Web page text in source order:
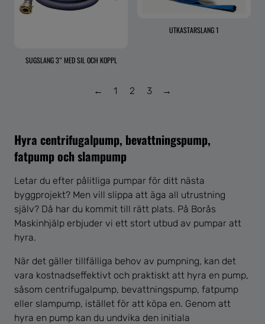
SUGSLANG 3” MED SIL OCH KOPPL
UTKASTARSLANG 1
← 1 2 3 →
Hyra centrifugalpump, bevattningspump,
fatpump och slampump
Letar du efter pålitliga pumpar för ditt nästa
byggprojekt? Men vill slippa att äga all utrustning
själv? Då har du kommit till rätt plats. På Borås
Maskinhjälp erbjuder vi ett stort utbud av pumpar att
hyra.
När det gäller tillfälliga behov av pumpning, kan det
vara kostnadseffektivt och praktiskt att hyra en pump,
såsom centrifugalpump, bevattningspump, fatpump
eller slampump, istället för att köpa en. Genom att
hyra en pump kan du undvika den initiala